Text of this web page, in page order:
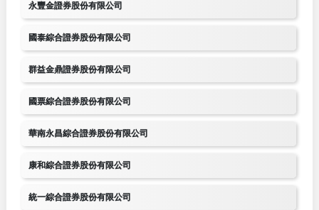
永豐金證券股份有限公司
國泰綜合證券股份有限公司
群益金鼎證券股份有限公司
國票綜合證券股份有限公司
華南永昌綜合證券股份有限公司
康和綜合證券股份有限公司
統一綜合證券股份有限公司